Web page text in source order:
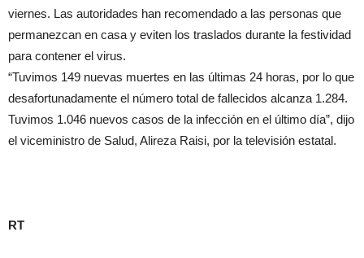
viernes. Las autoridades han recomendado a las personas que
permanezcan en casa y eviten los traslados durante la festividad
para contener el virus.
“Tuvimos 149 nuevas muertes en las últimas 24 horas, por lo que
desafortunadamente el número total de fallecidos alcanza 1.284.
Tuvimos 1.046 nuevos casos de la infección en el último día”, dijo
el viceministro de Salud, Alireza Raisi, por la televisión estatal.
RT